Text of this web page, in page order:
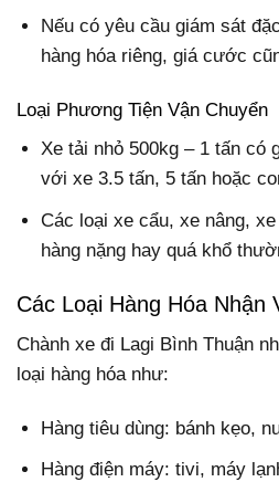
Nếu có yêu cầu giám sát
hàng hóa riêng, giá cước
Loại Phương Tiện Vận Chuyển
Xe tải nhỏ 500kg – 1 tấn có
với xe 3.5 tấn, 5 tấn hoặc
Các loại xe cẩu, xe nâng,
hàng nặng hay quá khổ
Các Loại Hàng Hóa Nhận
Chành xe đi Lagi Bình Thuận
loại hàng hóa như:
Hàng tiêu dùng: bánh kẹo,
Hàng điện máy: tivi, máy